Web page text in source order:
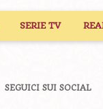
SERIE TV
SEGUICI SUI SOCIAL